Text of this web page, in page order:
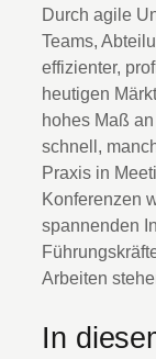
Durch agile
Teams,
effizienter,
heutigen
hohes Maß
schnell,
Praxis in
Konferenzen
spannenden
Arbeiten
In